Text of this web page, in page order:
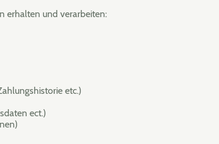
erhalten und verarbeiten:
etc.)
ect.)